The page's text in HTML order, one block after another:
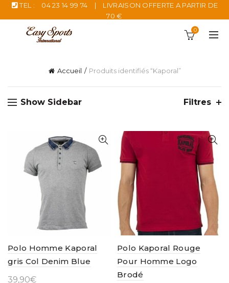
TEL : 04 23 14 99 74 |
LIVRAISON OFFERTE A PARTIR DE
70 €
0
Accueil Produits identifiés “Kaporal”
Show Sidebar Filtres
Polo Homme Kaporal
gris Col Denim Blue
39,90€
Polo Kaporal Rouge
Pour Homme Logo
Brodé